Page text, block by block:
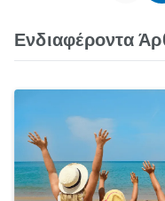
Ενδιαφέροντα